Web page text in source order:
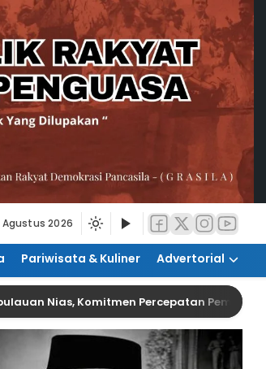
2026
Pariwisata & Kuliner Advertorial
Komitmen Percepatan Pembangunan